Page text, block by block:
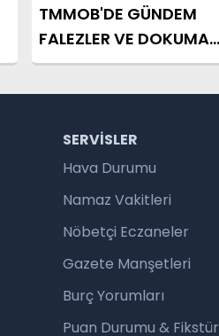
TMMOB'DE GÜNDEM
FALEZLER VE DOKUMA
ALANI OLDU
SERVISLER
Hava Durumu
Namaz Vakitleri
Nöbetçi Eczaneler
Gazete Manşetleri
Burç Yorumları
Puan Durumu & Fikstür